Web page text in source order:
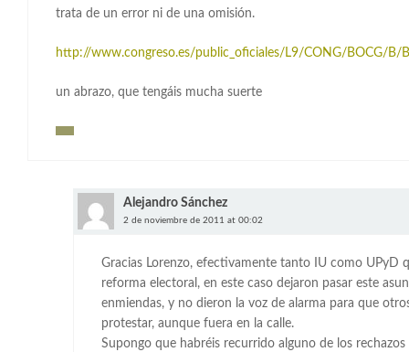
trata de un error ni de una omisión.
http://www.congreso.es/public_oficiales/L9/CONG/BOCG/B/
un abrazo, que tengáis mucha suerte
Alejandro Sánchez
2 de noviembre de 2011 at 00:02
Gracias Lorenzo, efectivamente tanto IU como UPyD
reforma electoral, en este caso dejaron pasar este
enmiendas, y no dieron la voz de alarma para que
protestar, aunque fuera en la calle.
Supongo que habréis recurrido alguno de los